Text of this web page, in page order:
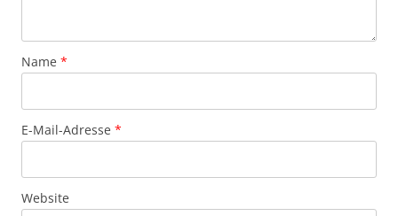
Name *
E-Mail-Adresse *
Website